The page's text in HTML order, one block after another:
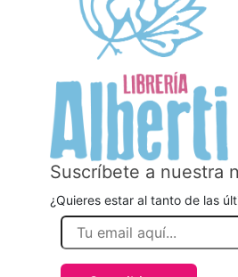
Suscríbete a nuestra
¿Quieres estar al tanto de las